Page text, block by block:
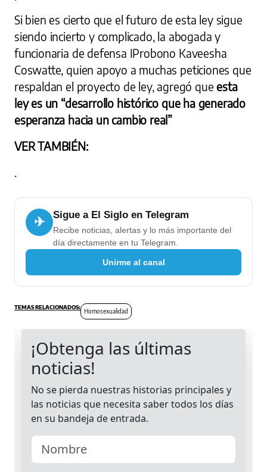
Si bien es cierto que el futuro de esta ley sigue
siendo incierto y complicado, la abogada y
funcionaria de defensa IProbono Kaveesha
Coswatte, quien apoyo a muchas peticiones que
respaldan el proyecto de ley, agregó que esta
ley es un “desarrollo histórico que ha generado
esperanza hacia un cambio real”
VER TAMBIÉN:
.
✈ Sigue a El Siglo en Telegram
Recibe noticias, alertas y lo más importante del
día directamente en tu Telegram.
Unirme al canal
Homosexualidad